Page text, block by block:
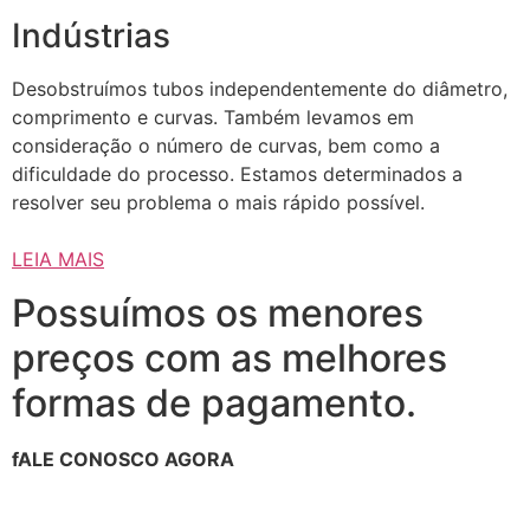
Indústrias
Desobstruímos tubos independentemente do diâmetro,
comprimento e curvas. Também levamos em
consideração o número de curvas, bem como a
dificuldade do processo. Estamos determinados a
resolver seu problema o mais rápido possível.
LEIA MAIS
Possuímos os menores
preços com as melhores
formas de pagamento.
fALE CONOSCO AGORA